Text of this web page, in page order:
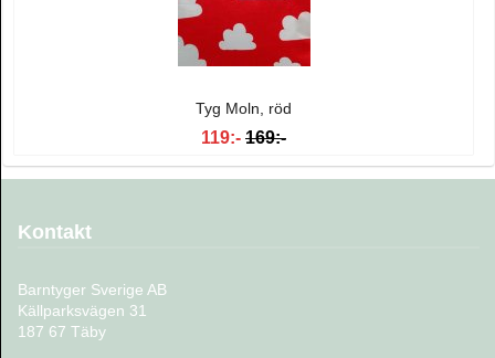
Tyg Moln, röd
119:- 169:-
Kontakt
Barntyger Sverige AB
Källparksvägen 31
187 67 Täby